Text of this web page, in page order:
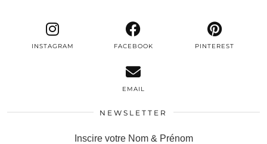
INSTAGRAM FACEBOOK PINTEREST
EMAIL
NEWSLETTER
Inscire votre Nom & Prénom